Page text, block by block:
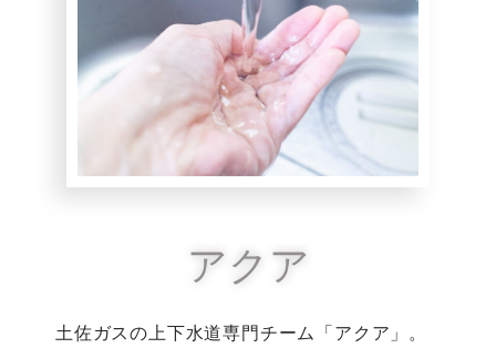
アクア
土佐ガスの上下水道専門チーム「アクア」。